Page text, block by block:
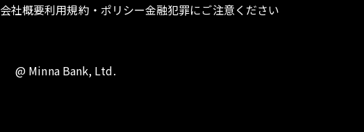
会社概要利用規約・ポリシー金融犯罪にご注意ください
@ Minna Bank, Ltd.